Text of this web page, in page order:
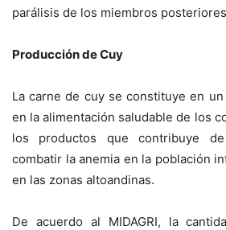
parálisis de los miembros
Producción de Cuy
La carne de cuy se constituye en
en la alimentación saludable de los
los productos que contribuye
combatir la anemia en la población
en las zonas altoandinas.
De acuerdo al MIDAGRI, la